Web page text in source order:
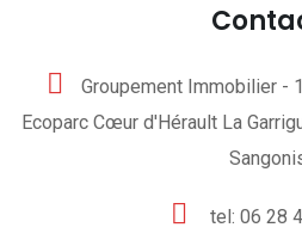
Groupement Immobilier -
Ecoparc Cœur d'Hérault La
tel: 06 28